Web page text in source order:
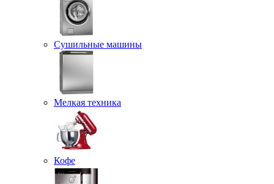
Сушильные машины
Мелкая техника
Кофе